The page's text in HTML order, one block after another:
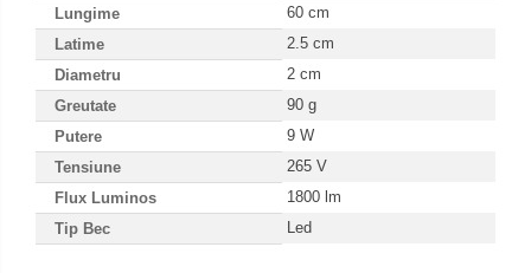
Lungime
60 cm
Latime
2.5 cm
Diametru
2 cm
Greutate
90 g
Putere
9 W
Tensiune
265 V
Flux Luminos
1800 lm
Tip Bec
Led